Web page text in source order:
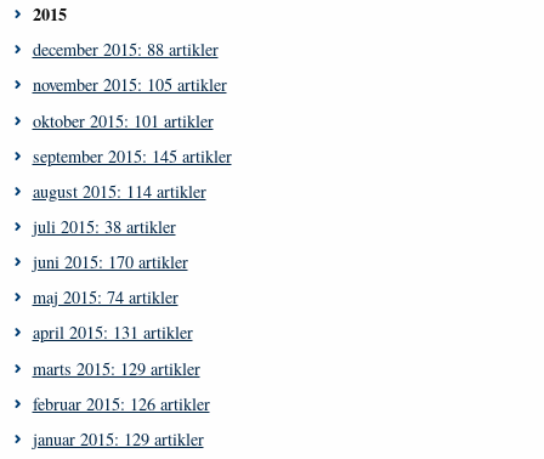
2015
december 2015: 88 artikler
november 2015: 105 artikler
oktober 2015: 101 artikler
september 2015: 145 artikler
august 2015: 114 artikler
juli 2015: 38 artikler
juni 2015: 170 artikler
maj 2015: 74 artikler
april 2015: 131 artikler
marts 2015: 129 artikler
februar 2015: 126 artikler
januar 2015: 129 artikler